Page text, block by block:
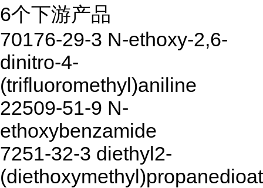
6个下游产品
70176-29-3 N-ethoxy-2,6-
dinitro-4-
(trifluoromethyl)aniline
22509-51-9 N-
ethoxybenzamide
7251-32-3 diethyl2-